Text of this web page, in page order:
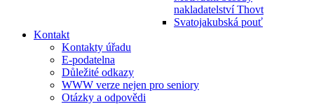
nakladatelství Thovt
Svatojakubská pouť
Kontakt
Kontakty úřadu
E-podatelna
Důležité odkazy
WWW verze nejen pro seniory
Otázky a odpovědi